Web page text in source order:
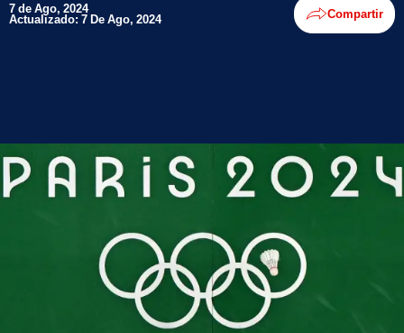
7 de Ago, 2024
Actualizado: 7 De Ago, 2024 Compartir